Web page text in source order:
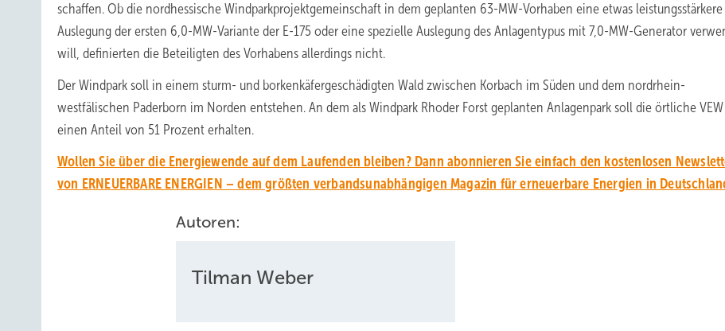
schaffen. Ob die nordhessische Windparkprojektgemeinschaft in dem geplanten 63-MW-Vorhaben eine etwas leistungsstärkere
Auslegung der ersten 6,0-MW-Variante der E-175 oder eine spezielle Auslegung des Anlagentypus mit 7,0-MW-Generator
will, definierten die Beteiligten des Vorhabens allerdings nicht.
Der Windpark soll in einem sturm- und borkenkäfergeschädigten Wald zwischen Korbach im Süden und dem nordrhein-
westfälischen Paderborn im Norden entstehen. An dem als Windpark Rhoder Forst geplanten Anlagenpark soll die örtliche VEW
einen Anteil von 51 Prozent erhalten.
Wollen Sie über die Energiewende auf dem Laufenden bleiben? Dann abonnieren Sie einfach den kostenlosen
von ERNEUERBARE ENERGIEN – dem größten verbandsunabhängigen Magazin für erneuerbare Energien in
Autoren:
Tilman Weber